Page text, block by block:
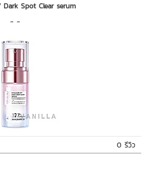
Spot Clear serum
- -
0 รีวิว